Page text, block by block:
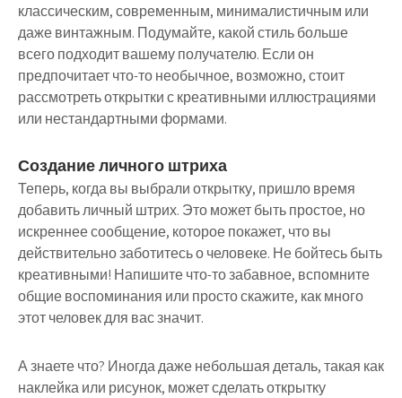
классическим, современным, минималистичным или
даже винтажным. Подумайте, какой стиль больше
всего подходит вашему получателю. Если он
предпочитает что-то необычное, возможно, стоит
рассмотреть открытки с креативными иллюстрациями
или нестандартными формами.
Создание личного штриха
Теперь, когда вы выбрали открытку, пришло время
добавить личный штрих. Это может быть простое, но
искреннее сообщение, которое покажет, что вы
действительно заботитесь о человеке. Не бойтесь быть
креативными! Напишите что-то забавное, вспомните
общие воспоминания или просто скажите, как много
этот человек для вас значит.
А знаете что? Иногда даже небольшая деталь, такая как
наклейка или рисунок, может сделать открытку